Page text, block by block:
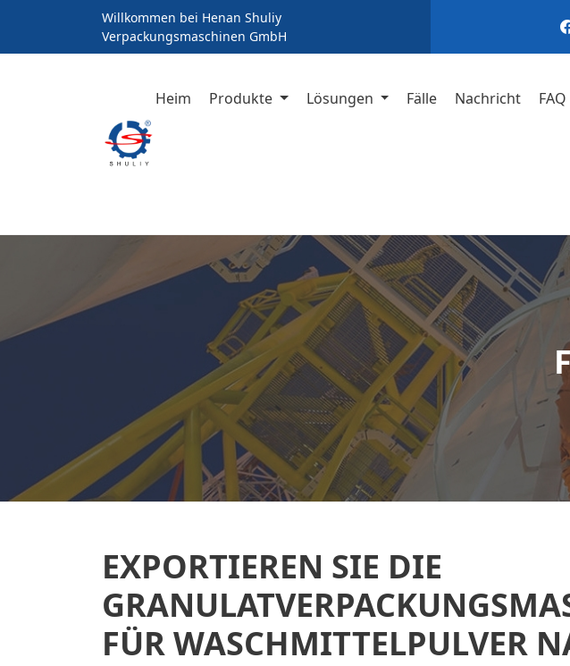
Willkommen bei Henan Shuliy
Verpackungsmaschinen GmbH
Heim Produkte Lösungen Fälle Nachricht FAQ
EXPORTIEREN SIE DIE
FÜR WASCHMITTELPULVER